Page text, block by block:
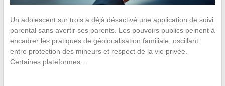
Un adolescent sur trois a déjà désactivé une application de suivi
parental sans avertir ses parents. Les pouvoirs publics peinent à
encadrer les pratiques de géolocalisation familiale, oscillant
entre protection des mineurs et respect de la vie privée.
Certaines plateformes…